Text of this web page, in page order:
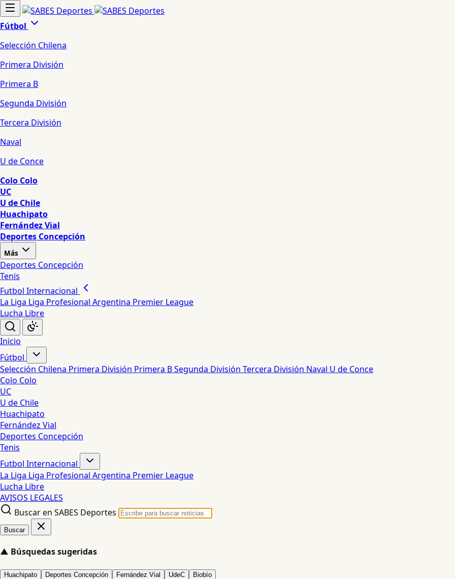
Fútbol
Selección Chilena
Primera División
Primera B
Segunda División
Tercera División
Naval
U de Conce
Colo Colo
UC
U de Chile
Huachipato
Fernández Vial
Deportes Concepción
Más
Deportes Concepción
Tenis
Futbol Internacional
La Liga Liga Profesional Argentina Premier League
Lucha Libre
Inicio
Fútbol
Selección Chilena Primera División Primera BSegunda División Tercera División Naval U de Conce
Colo Colo
UC
U de Chile
Huachipato
Fernández Vial
Deportes Concepción
Tenis
Futbol Internacional
La Liga Liga Profesional Argentina Premier League
Lucha Libre
AVISOS LEGALES
Buscar en SABES Deportes
Buscar
▲ Búsquedas sugeridas
Huachipato Deportes Concepción Fernández Vial UdeC Biobío